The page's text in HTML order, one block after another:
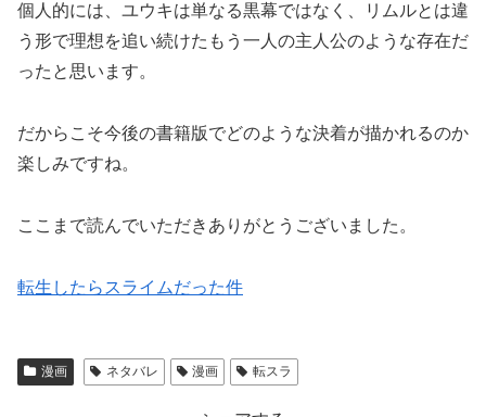
個人的には、ユウキは単なる黒幕ではなく、リムルとは違
う形で理想を追い続けたもう一人の主人公のような存在だ
ったと思います。
だからこそ今後の書籍版でどのような決着が描かれるのか
楽しみですね。
ここまで読んでいただきありがとうございました。
転生したらスライムだった件
漫画 ネタバレ 漫画 転スラ